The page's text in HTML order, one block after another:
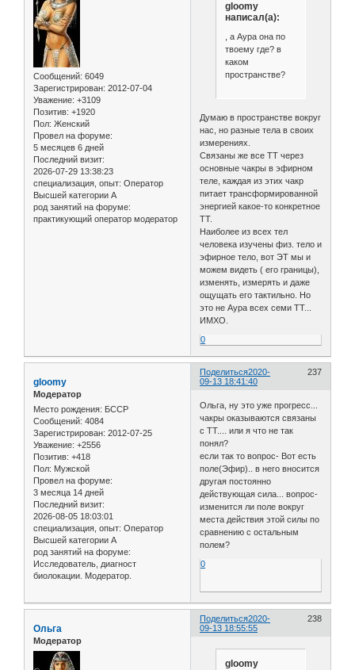
Сообщений: 6049
Зарегистрирован: 2012-07-04
Уважение: +3109
Позитив: +1920
Пол: Женский
Провел на форуме:
5 месяцев 6 дней
Последний визит:
2026-07-29 13:38:23
специализация, опыт: Оператор
Высшей категории А
род занятий на форуме:
практикующий оператор модератор
gloomy
написал(а):
, а Аура она по
твоему где? в
каком
пространстве?
Думаю в пространстве вокруг
нас, но разные тела в своих
измерениях.
Связаны же все ТТ через
основные чакры в эфирном
теле, каждая из этих чакр
питает трансформированной
энергией какое-то конкретное
ТТ.
Наиболее из всех тел
человека изучены физ. тело и
эфирное тело, вот ЭТ мы и
можем видеть ( его границы),
изменять, измерять и даже
ощущать его тактильно. Но
это не Аура всех семи ТТ...
ИМХО.
0
Поделиться 237
2020-
09-13 18:41:40
gloomy
Модератор
Место рождения: БССР
Сообщений: 4084
Зарегистрирован: 2012-07-25
Уважение: +2556
Позитив: +418
Пол: Мужской
Провел на форуме:
3 месяца 14 дней
Последний визит:
2026-08-05 18:03:01
специализация, опыт: Оператор
Высшей категории А
род занятий на форуме:
Исследователь, диагност
биолокации. Модератор.
Ольга, ну это уже прогресс...
чакры оказываются связаны
с ТТ.... или я что не так
понял?
если так то вопрос- Вот есть
поле(Эфир).. в него вносится
другая постоянно
действующая сила... вопрос-
изменится ли поле вокруг
места действия этой силы по
сравнению с остальным
полем?
0
Поделиться 238
2020-
09-13 18:55:55
Ольга
Модератор
gloomy